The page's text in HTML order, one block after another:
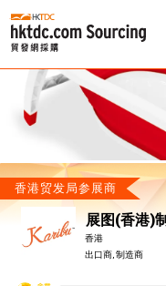
香港贸发局参展商
展图(香港)
香港
出口商, 制造商